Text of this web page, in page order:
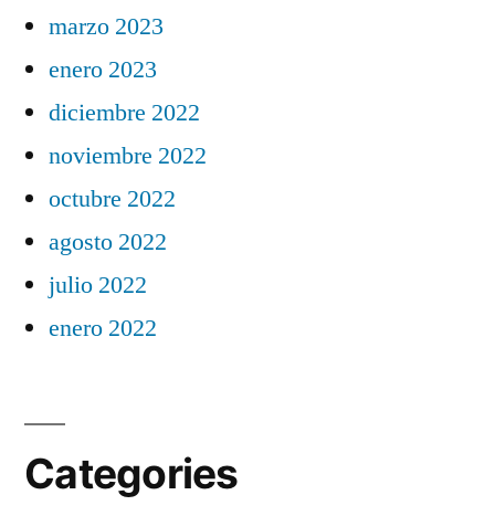
marzo 2023
enero 2023
diciembre 2022
noviembre 2022
octubre 2022
agosto 2022
julio 2022
enero 2022
Categories